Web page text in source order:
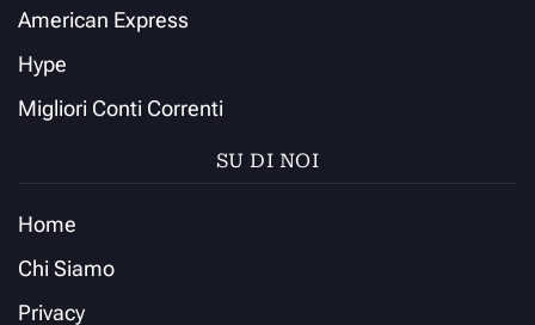
American Express
Hype
Migliori Conti Correnti
SU DI NOI
Home
Chi Siamo
Privacy